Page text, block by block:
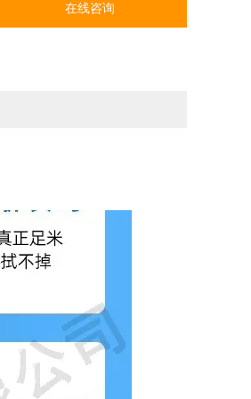
在线咨询